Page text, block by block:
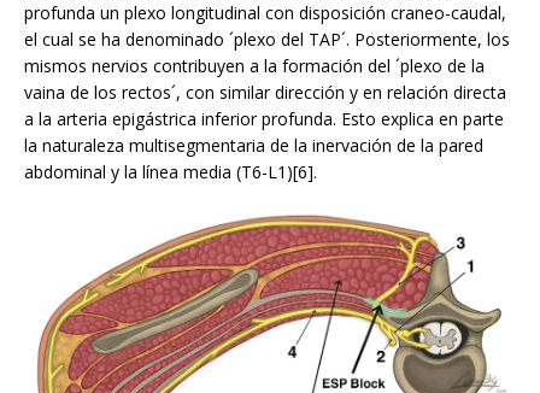
profunda un plexo longitudinal con disposición craneo-caudal,
el cual se ha denominado ´plexo del TAP´. Posteriormente, los
mismos nervios contribuyen a la formación del ´plexo de la
vaina de los rectos´, con similar dirección y en relación directa
a la arteria epigástrica inferior profunda. Esto explica en parte
la naturaleza multisegmentaria de la inervación de la pared
abdominal y la línea media (T6-L1)[6].